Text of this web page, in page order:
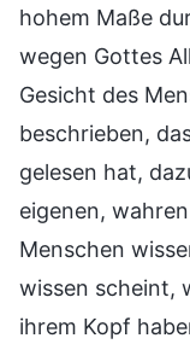
hohem Maße
wegen Gottes
Gesicht des
beschrieben,
gelesen hat,
eigenen,
Menschen
wissen scheint,
ihrem Kopf